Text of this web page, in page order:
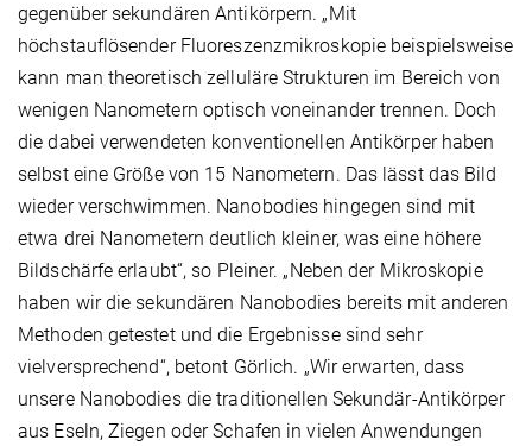
gegenüber sekundären Antikörpern. „Mit
höchstauflösender Fluoreszenzmikroskopie beispielsweise
kann man theoretisch zelluläre Strukturen im Bereich von
wenigen Nanometern optisch voneinander trennen. Doch
die dabei verwendeten konventionellen Antikörper haben
selbst eine Größe von 15 Nanometern. Das lässt das Bild
wieder verschwimmen. Nanobodies hingegen sind mit
etwa drei Nanometern deutlich kleiner, was eine höhere
Bildschärfe erlaubt“, so Pleiner. „Neben der Mikroskopie
haben wir die sekundären Nanobodies bereits mit anderen
Methoden getestet und die Ergebnisse sind sehr
vielversprechend“, betont Görlich. „Wir erwarten, dass
unsere Nanobodies die traditionellen Sekundär-Antikörper
aus Eseln, Ziegen oder Schafen in vielen Anwendungen